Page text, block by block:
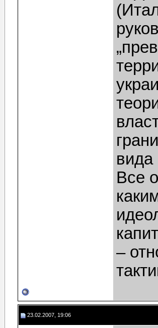
вида
Все
–
23.02.2007, 19:06